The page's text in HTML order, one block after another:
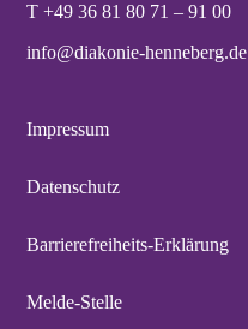
T +49 36 81 80 71 – 91 00
info@diakonie-henneberg.de
Impressum
Datenschutz
Barrierefreiheits-Erklärung
Melde-Stelle